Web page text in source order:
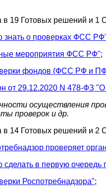
19 Готовых решений и 1
знать о проверках ФСС
мероприятия ФСС РФ";
фондов (ФСС РФ и
от 29.12.2020 N 478-ФЗ
осуществления
проверок и др.
14 Готовых решений и 2
проверяет
в первую
Роспотребнадзора";